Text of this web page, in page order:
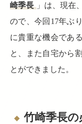
崎季長 」は、現在
ので、今回17年ぶ
に貴重な機会であ
と、また自宅から
とができました。
竹崎季長の